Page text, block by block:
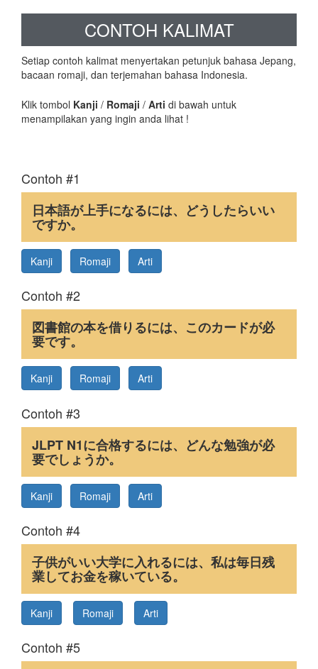
CONTOH KALIMAT
Setiap contoh kalimat menyertakan petunjuk bahasa Jepang,
bacaan romaji, dan terjemahan bahasa Indonesia.
Klik tombol Kanji / Romaji / Arti di bawah untuk
menampilakan yang ingin anda lihat !
Contoh #1
日本語が上手になるには、どうしたらいい
ですか。
Kanji Romaji Arti
Contoh #2
図書館の本を借りるには、このカードが必
要です。
Kanji Romaji Arti
Contoh #3
JLPT N1に合格するには、どんな勉強が必
要でしょうか。
Kanji Romaji Arti
Contoh #4
子供がいい大学に入れるには、私は毎日残
業してお金を稼いている。
Kanji Romaji Arti
Contoh #5